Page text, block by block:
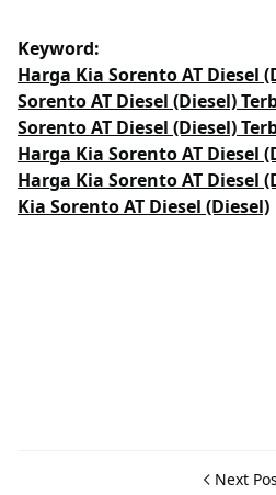
Keyword:
Harga Kia Sorento AT Diesel
Sorento AT Diesel (Diesel)
Sorento AT Diesel (Diesel)
Harga Kia Sorento AT Diesel
Harga Kia Sorento AT Diesel
Kia Sorento AT Diesel (Diesel)
Next